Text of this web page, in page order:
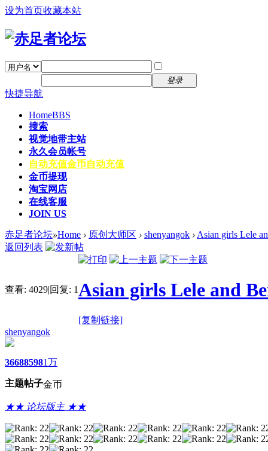
设为首页收藏本站
登录
快捷导航
HomeBBS
搜索
视觉地带主站
永久会员帐号
自动充值金币自动充值
金币提现
淘宝网店
在线客服
JOIN US
赤足者论坛»Home › 原创大师区 › shenyangok › Asian girls Lele
返回列表
查看: 4029|回复: 1Asian girls Lele and
[复制链接]
shenyangok
3668
主题
8598
帖子
1万
金币
★★ 论坛版主 ★★